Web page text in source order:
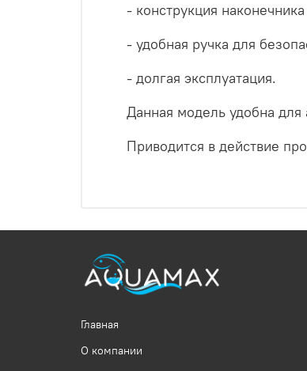
- конструкция
- удобная ручка для
- долгая эксплуатация.
Данная модель удобна
Приводится в действие
Главная
О компании